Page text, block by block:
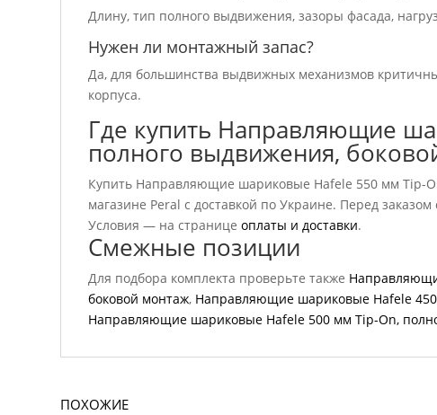
Длину, тип полного выдвижения, зазоры фасада,
Нужен ли монтажный запас?
Да, для большинства выдвижных механизмов
корпуса.
Где купить Направляющие
полного выдвижения,
Купить Направляющие шариковые Hafele 550 мм Tip-
магазине Peral с доставкой по Украине. Перед
Условия — на страницеоплаты и доставки.
Смежные позиции
Для подбора комплекта проверьте также
боковой монтаж, Направляющие шариковые Hafele
Направляющие шариковые Hafele 500 мм Tip-On,
ПОХОЖИЕ